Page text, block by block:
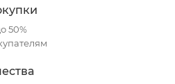
50%